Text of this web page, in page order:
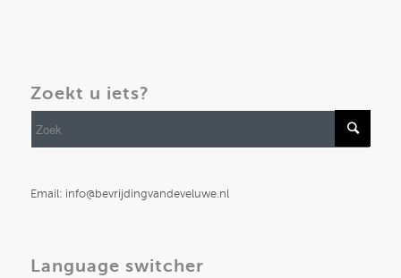
Zoekt u iets?
Email: info@bevrijdingvandeveluwe.nl
Language switcher